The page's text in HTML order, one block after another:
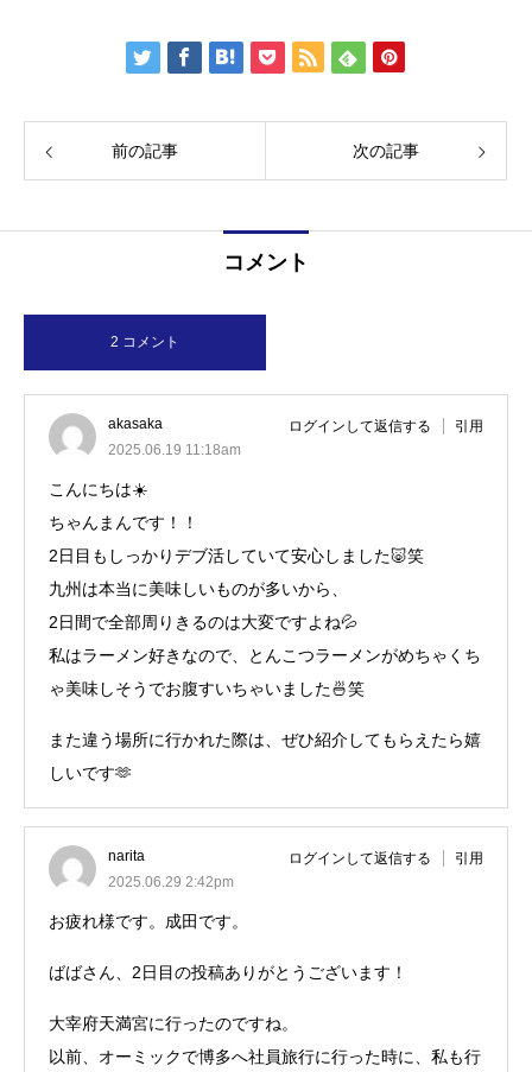
前の記事 次の記事
コメント
2 コメント
akasaka
2025.06.19 11:18am
ログインして返信する 引用
こんにちは☀️
ちゃんまんです！！
2日目もしっかりデブ活していて安心しました🐷笑
九州は本当に美味しいものが多いから、
2日間で全部周りきるのは大変ですよね💦
私はラーメン好きなので、とんこつラーメンがめちゃくち
ゃ美味しそうでお腹すいちゃいました🍜笑
また違う場所に行かれた際は、ぜひ紹介してもらえたら嬉
しいです🫶
narita
2025.06.29 2:42pm
ログインして返信する 引用
お疲れ様です。成田です。
ばばさん、2日目の投稿ありがとうございます！
大宰府天満宮に行ったのですね。
以前、オーミックで博多へ社員旅行に行った時に、私も行